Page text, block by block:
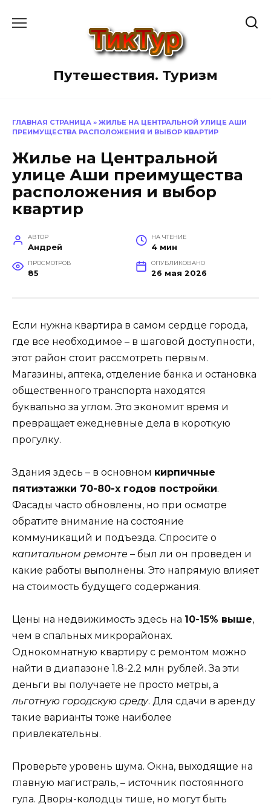
Путешествия. Туризм
ГЛАВНАЯ СТРАНИЦА » ЖИЛЬЕ НА ЦЕНТРАЛЬНОЙ УЛИЦЕ АШИ
ПРЕИМУЩЕСТВА РАСПОЛОЖЕНИЯ И ВЫБОР КВАРТИР
Жилье на Центральной
улице Аши преимущества
расположения и выбор
квартир
АВТОР
Андрей
НА ЧТЕНИЕ
4 мин
ПРОСМОТРОВ
85
ОПУБЛИКОВАНО
26 мая 2026
Если нужна квартира в самом сердце города,
где все необходимое – в шаговой доступности,
этот район стоит рассмотреть первым.
Магазины, аптека, отделение банка и остановка
общественного транспорта находятся
буквально за углом. Это экономит время и
превращает ежедневные дела в короткую
прогулку.
Здания здесь – в основном кирпичные
пятиэтажки 70-80-х годов постройки.
Фасады часто обновлены, но при осмотре
обратите внимание на состояние
коммуникаций и подъезда. Спросите о
капитальном ремонте – был ли он проведен и
какие работы выполнены. Это напрямую влияет
на стоимость будущего содержания.
Цены на недвижимость здесь на 10-15% выше,
чем в спальных микрорайонах.
Однокомнатную квартиру с ремонтом можно
найти в диапазоне 1.8-2.2 млн рублей. За эти
деньги вы получаете не просто метры, а
льготную городскую среду. Для сдачи в аренду
такие варианты тоже наиболее
привлекательны.
Проверьте уровень шума. Окна, выходящие на
главную магистраль, – источник постоянного
гула. Дворы-колодцы тише, но могут быть